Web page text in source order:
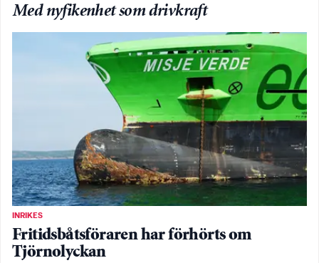
Med nyfikenhet som drivkraft
INRIKES
Fritidsbåtsföraren har förhörts om
Tjörnolyckan